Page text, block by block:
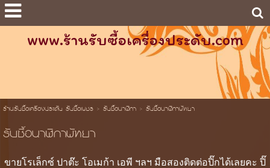
www.ร้านรับซื้อเครื่องประดับ.com
ร้านรับซื้อเครื่องประดับ รับซื้อเพชร> รับซื้อนาฬิกา> รับซื้อนาฬิกาพัทยา
รับซื้อนาฬิกาพัทยา
ขายโรเล็กซ์ ปาต๊ะ โอเมก้า เอพี ฯลฯ มือสองติดต่อปิ๊กได้เลยคะ ปิ๊